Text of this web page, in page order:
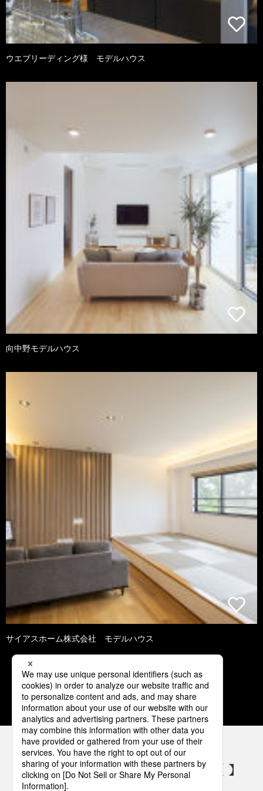
ウエブリーディング様 モデルハウス
向中野モデルハウス
サイアスホーム株式会社 モデルハウス
1 2 3 4 5
パナソニックの電気設備 SNSアカウント